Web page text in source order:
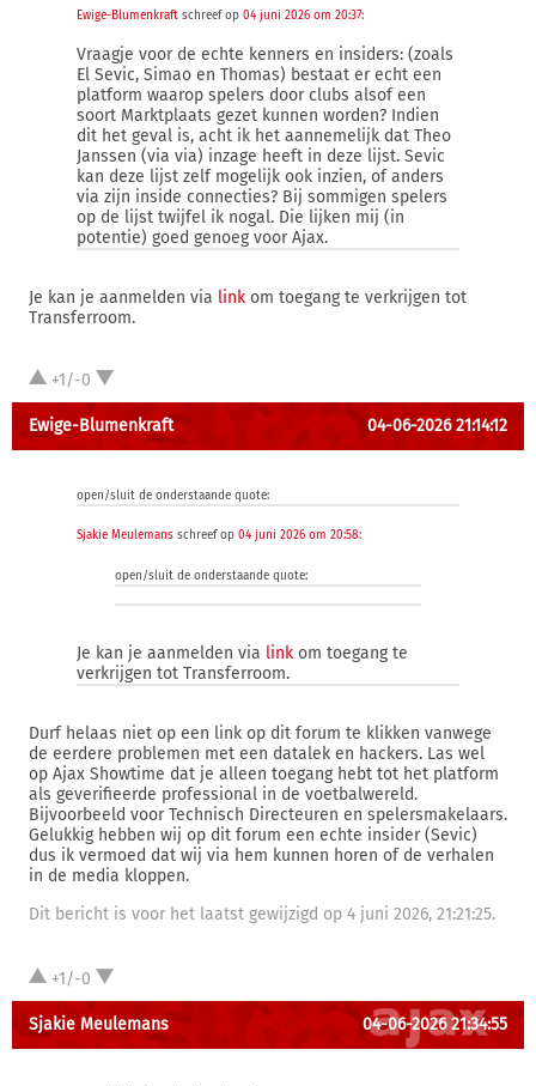
Ewige-Blumenkraft schreef op 04 juni 2026 om 20:37:
Vraagje voor de echte kenners en insiders: (zoals
El Sevic, Simao en Thomas) bestaat er echt een
platform waarop spelers door clubs alsof een
soort Marktplaats gezet kunnen worden? Indien
dit het geval is, acht ik het aannemelijk dat Theo
Janssen (via via) inzage heeft in deze lijst. Sevic
kan deze lijst zelf mogelijk ook inzien, of anders
via zijn inside connecties? Bij sommigen spelers
op de lijst twijfel ik nogal. Die lijken mij (in
potentie) goed genoeg voor Ajax.
Je kan je aanmelden via link om toegang te verkrijgen tot
Transferroom.
+1/-0
Ewige-Blumenkraft 04-06-2026 21:14:12
open/sluit de onderstaande quote:
Sjakie Meulemans schreef op 04 juni 2026 om 20:58:
open/sluit de onderstaande quote:
Je kan je aanmelden via link om toegang te
verkrijgen tot Transferroom.
Durf helaas niet op een link op dit forum te klikken vanwege
de eerdere problemen met een datalek en hackers. Las wel
op Ajax Showtime dat je alleen toegang hebt tot het platform
als geverifieerde professional in de voetbalwereld.
Bijvoorbeeld voor Technisch Directeuren en spelersmakelaars.
Gelukkig hebben wij op dit forum een echte insider (Sevic)
dus ik vermoed dat wij via hem kunnen horen of de verhalen
in de media kloppen.
Dit bericht is voor het laatst gewijzigd op 4 juni 2026, 21:21:25.
+1/-0
Sjakie Meulemans 04-06-2026 21:34:55